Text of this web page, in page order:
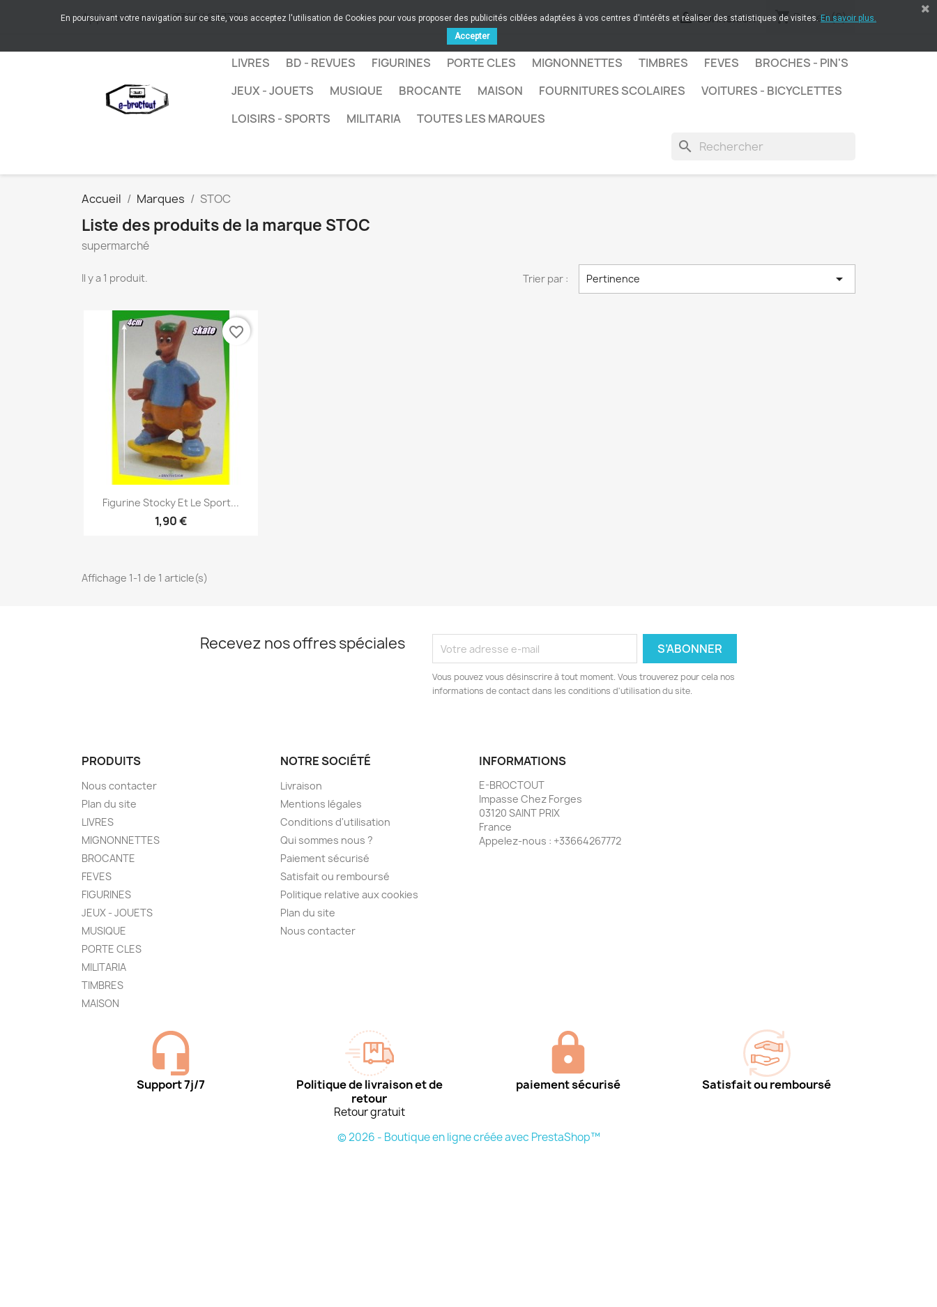
Appelez-nous :+33664267772  Connexion shopping_cartPanier (0)
LIVRES BD - REVUES FIGURINES PORTE CLES MIGNONNETTES TIMBRES FEVES
BROCHES - PIN'S
JEUX - JOUETS
MUSIQUE BROCANTE MAISON FOURNITURES SCOLAIRES
VOITURES - BICYCLETTES
LOISIRS - SPORTS
MILITARIA TOUTES LES MARQUES
search
Accueil Marques STOC
Liste des produits de la marque STOC
supermarché
Il y a 1 produit. Trier par : Pertinence 
Aperçu rapide
Figurine Stocky Et Le Sport...
1,90 €
favorite_border
Affichage 1-1 de 1 article(s)
Recevez nos offres spéciales
Vous pouvez vous désinscrire à tout moment. Vous trouverez pour cela nos
informations de contact dans les conditions d'utilisation du site.
PRODUITS
Nous contacter
Plan du site
LIVRES
MIGNONNETTES
BROCANTE
FEVES
FIGURINES
JEUX - JOUETS
MUSIQUE
PORTE CLES
MILITARIA
TIMBRES
MAISON
NOTRE SOCIÉTÉ
Livraison
Mentions légales
Conditions d'utilisation
Qui sommes nous ?
Paiement sécurisé
Satisfait ou remboursé
Politique relative aux cookies
Plan du site
Nous contacter
INFORMATIONS
E-BROCTOUT
Impasse Chez Forges
03120 SAINT PRIX
France
Appelez-nous : +33664267772
Support 7j/7
Politique de livraison et de
retour
Retour gratuit
paiement sécurisé Satisfait ou remboursé
© 2026 - Boutique en ligne créée avec PrestaShop™
En poursuivant votre navigation sur ce site, vous acceptez l'utilisation de Cookies pour vous proposer des publicités ciblées adaptées à vos centres d'intérêts et réaliser des statistiques de visites. En savoir plus.
Accepter